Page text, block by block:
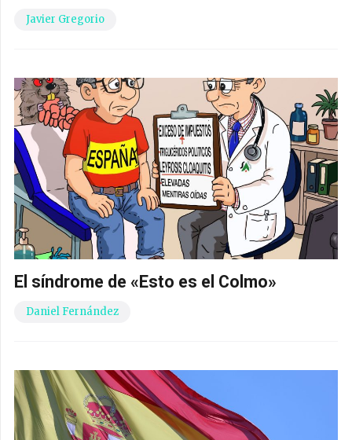
Javier Gregorio
El síndrome de «Esto es el Colmo»
Daniel Fernández